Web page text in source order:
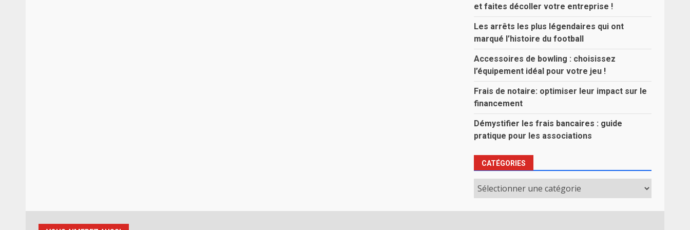
et faites décoller votre entreprise !
Les arrêts les plus légendaires qui ont
marqué l’histoire du football
Accessoires de bowling : choisissez
l’équipement idéal pour votre jeu !
Frais de notaire: optimiser leur impact sur le
financement
Démystifier les frais bancaires : guide
pratique pour les associations
CATÉGORIES
Catégories